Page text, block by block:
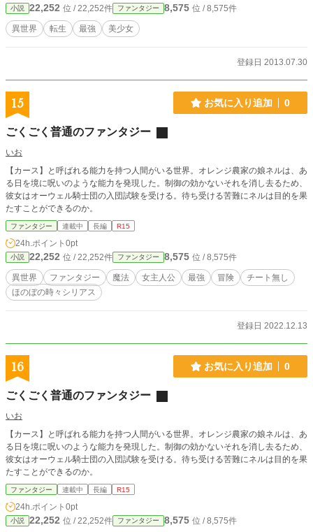
小説 22,252 位 / 22,252件 ファンタジー 8,575 位 / 8,575件
異世界 転生 最強 美少女
登録日 2013.07.30
15 お気に入り追加 0
ごくごく普通のファンタジー
いお
【カース】と呼ばれる能力を持つ人間がいる世界。オレンジ農家の娘ネルは、あ
る日を境に呪いのような能力を発現した。制御の効かないそれを消し去るため、
彼女はオーウェル騎士団の入団試験を受ける。待ち受ける苦難にネルは目的を果
たすことができるのか。
ファンタジー 連載中 長編 R15
24h.ポイント 0pt
小説 22,252 位 / 22,252件 ファンタジー 8,575 位 / 8,575件
異世界 ファンタジー 魔法 女主人公 最強 冒険
チート無し
ほのぼの時々シリアス
登録日 2022.12.13
16 お気に入り追加 0
ごくごく普通のファンタジー
いお
【カース】と呼ばれる能力を持つ人間がいる世界。オレンジ農家の娘ネルは、あ
る日を境に呪いのような能力を発現した。制御の効かないそれを消し去るため、
彼女はオーウェル騎士団の入団試験を受ける。待ち受ける苦難にネルは目的を果
たすことができるのか。
ファンタジー 連載中 長編 R15
24h.ポイント 0pt
小説 22,252 位 / 22,252件 ファンタジー 8,575 位 / 8,575件